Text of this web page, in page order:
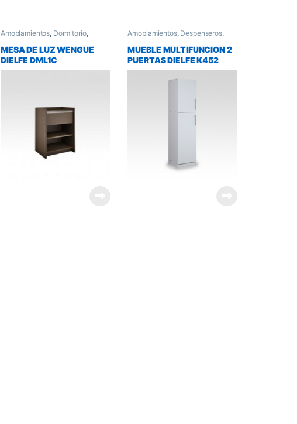
Amoblamientos, Dormitorio,
MESA DE LUZ WENGUE
DIELFE DML1C
Amoblamientos, Despenseros,
MUEBLE MULTIFUNCION 2
PUERTAS DIELFE K452
BLANCO